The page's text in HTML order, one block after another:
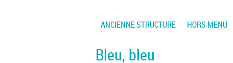
ANCIENNE STRUCTURE HORS MENU
Bleu, bleu